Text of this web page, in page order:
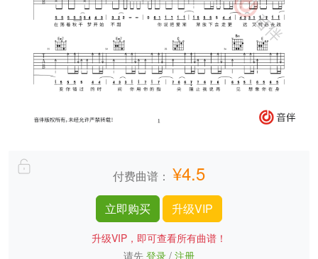
付费曲谱： ¥4.5
立即购买 升级VIP
升级VIP，即可查看所有曲谱！
请先 登录 / 注册